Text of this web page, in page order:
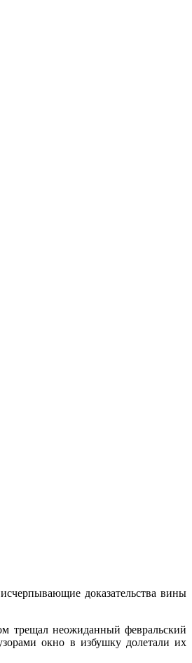
доказательства вины
трещал неожиданный февральский
окно в избушку долетали их